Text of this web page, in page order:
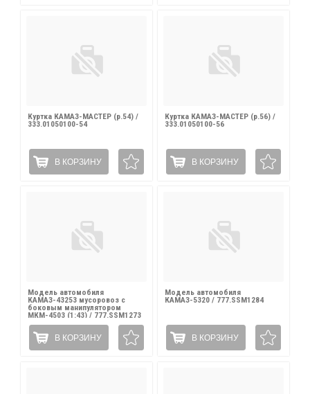
Куртка КАМАЗ-МАСТЕР (р.54) /
333.01050100-54
В КОРЗИНУ
Куртка КАМАЗ-МАСТЕР (р.56) /
333.01050100-56
В КОРЗИНУ
Модель автомобиля
КАМАЗ-43253 мусоровоз с
боковым манипулятором
МКМ-4503 (1:43) / 777.SSM1273
В КОРЗИНУ
Модель автомобиля
КАМАЗ-5320 / 777.SSM1284
В КОРЗИНУ